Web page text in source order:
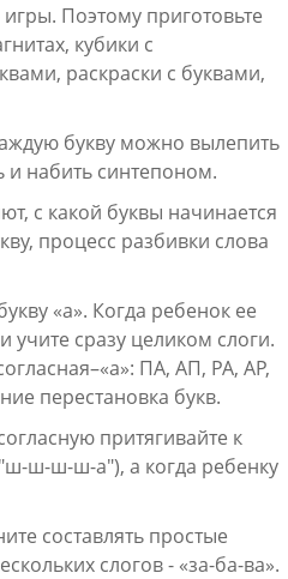
Поэтому приготовьте
кубики с
раскраски с буквами,
букву можно вылепить
и набить синтепоном.
с какой буквы начинается
процесс разбивки слова
«а». Когда ребенок ее
учите сразу целиком слоги.
ПА, АП, РА, АР,
перестановка букв.
притягивайте к
ш-ш-ш-а"), а когда ребенку
составлять простые
слогов - «за-ба-ва».